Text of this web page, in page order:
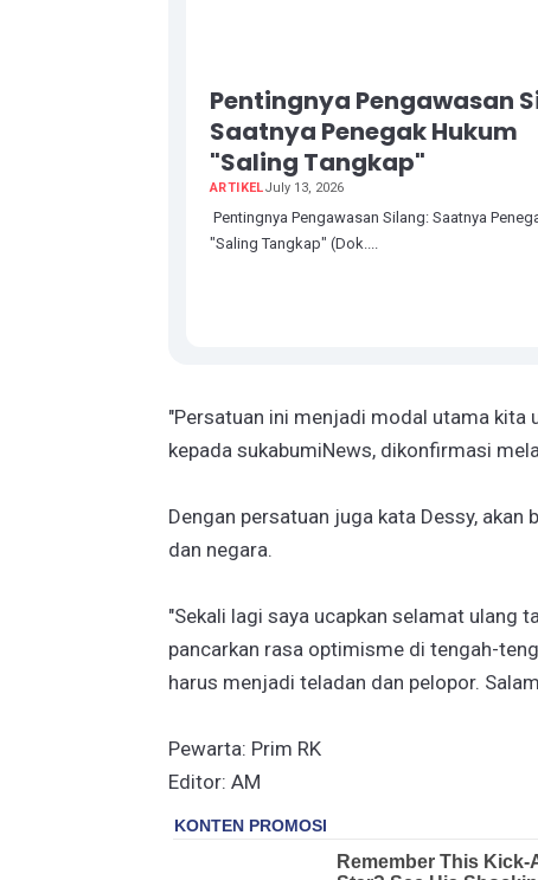
Pentingnya Pengawasan
Saatnya Penegak Hukum
"Saling Tangkap"
ARTIKELJuly 13, 2026
Pentingnya Pengawasan Silang: Saatnya
"Saling Tangkap" (Dok....
"Persatuan ini menjadi modal utama kita
kepada sukabumiNews, dikonfirmasi
Dengan persatuan juga kata Dessy,
dan negara.
"Sekali lagi saya ucapkan selamat ulang
pancarkan rasa optimisme di tengah-
harus menjadi teladan dan pelopor.
Pewarta: Prim RK
Editor: AM